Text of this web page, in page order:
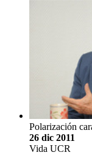
Polarización
26 dic 2011
Vida UCR